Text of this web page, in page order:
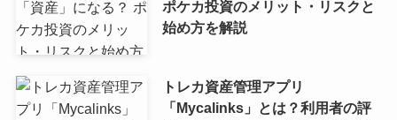
ポケカ投資のメリット・リスクと
始め方を解説
トレカ資産管理アプリ
「Mycalinks」とは？利用者の評